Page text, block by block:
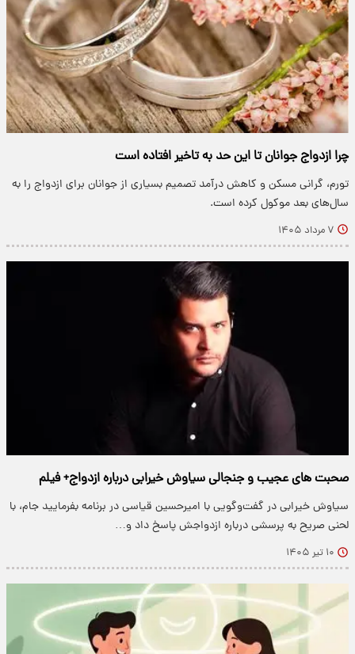
چرا ازدواج جوانان تا این حد به تاخیر افتاده است
تورم، گرانی مسکن و کاهش درآمد تصمیم بسیاری از جوانان برای ازدواج را به
سال‌های بعد موکول کرده است.
۷ مرداد ۱۴۰۵
صحبت های عجیب و جنجالی سیاوش خیرابی درباره ازدواج+ فیلم
سیاوش خیرابی در گفت‌وگویی با امیرحسین قیاسی در برنامه بفرمایید جام، با
لحنی صریح به پرسشی درباره ازدواجش پاسخ داد و…
۱۰ تیر ۱۴۰۵